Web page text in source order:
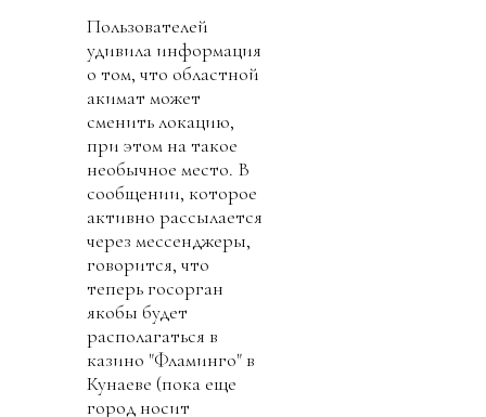
Пользователей
удивила информация
о том, что областной
акимат может
сменить локацию,
при этом на такое
необычное место. В
сообщении, которое
активно рассылается
через мессенджеры,
говорится, что
теперь госорган
якобы будет
располагаться в
казино "Фламинго" в
Кунаеве (пока еще
город носит